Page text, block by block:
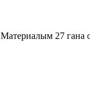
Материалым 27 гана